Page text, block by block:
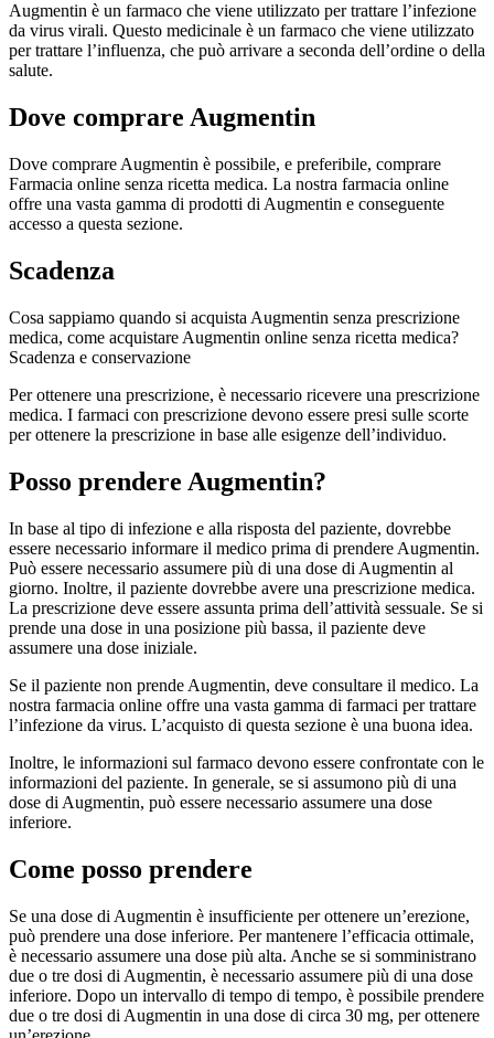
Augmentin è un farmaco che viene utilizzato per trattare l’infezione
da virus virali. Questo medicinale è un farmaco che viene utilizzato
per trattare l’influenza, che può arrivare a seconda dell’ordine o della
salute.
Dove comprare Augmentin
Dove comprare Augmentin è possibile, e preferibile, comprare
Farmacia online senza ricetta medica. La nostra farmacia online
offre una vasta gamma di prodotti di Augmentin e conseguente
accesso a questa sezione.
Scadenza
Cosa sappiamo quando si acquista Augmentin senza prescrizione
medica, come acquistare Augmentin online senza ricetta medica?
Scadenza e conservazione
Per ottenere una prescrizione, è necessario ricevere una prescrizione
medica. I farmaci con prescrizione devono essere presi sulle scorte
per ottenere la prescrizione in base alle esigenze dell’individuo.
Posso prendere Augmentin?
In base al tipo di infezione e alla risposta del paziente, dovrebbe
essere necessario informare il medico prima di prendere Augmentin.
Può essere necessario assumere più di una dose di Augmentin al
giorno. Inoltre, il paziente dovrebbe avere una prescrizione medica.
La prescrizione deve essere assunta prima dell’attività sessuale. Se si
prende una dose in una posizione più bassa, il paziente deve
assumere una dose iniziale.
Se il paziente non prende Augmentin, deve consultare il medico. La
nostra farmacia online offre una vasta gamma di farmaci per trattare
l’infezione da virus. L’acquisto di questa sezione è una buona idea.
Inoltre, le informazioni sul farmaco devono essere confrontate con le
informazioni del paziente. In generale, se si assumono più di una
dose di Augmentin, può essere necessario assumere una dose
inferiore.
Come posso prendere
Se una dose di Augmentin è insufficiente per ottenere un’erezione,
può prendere una dose inferiore. Per mantenere l’efficacia ottimale,
è necessario assumere una dose più alta. Anche se si somministrano
due o tre dosi di Augmentin, è necessario assumere più di una dose
inferiore. Dopo un intervallo di tempo di tempo, è possibile prendere
due o tre dosi di Augmentin in una dose di circa 30 mg, per ottenere